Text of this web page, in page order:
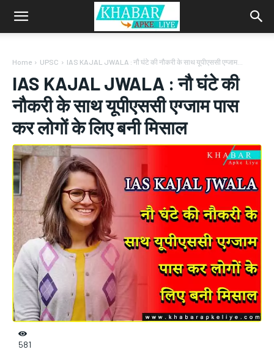
Home UPSC IAS KAJAL JWALA : नौ घंटे की नौकरी के साथ यूपीएससी एग्जाम...
IAS KAJAL JWALA : नौ घंटे की
नौकरी के साथ यूपीएससी एग्जाम पास
कर लोगों के लिए बनी मिसाल
581